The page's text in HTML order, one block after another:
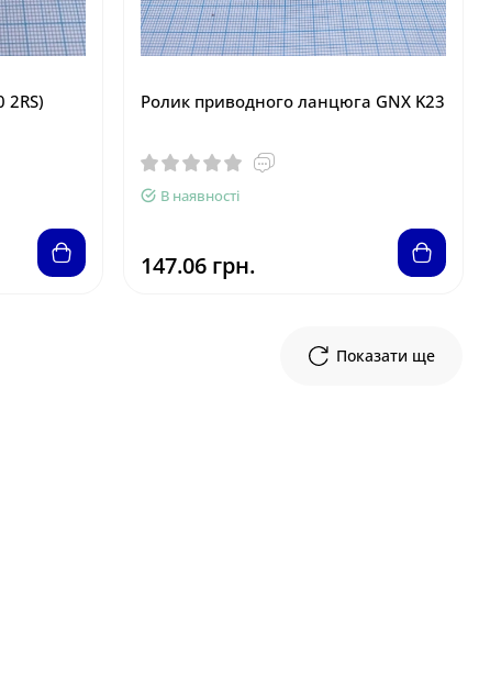
Ролик приводного ланцюга GNX K23
В наявності
147.06 грн.
Показати ще